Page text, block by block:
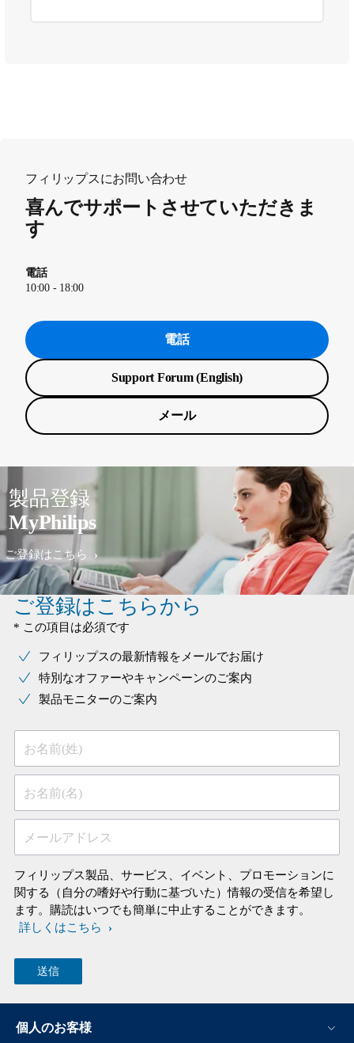
フィリップスにお問い合わせ
喜んでサポートさせていただきま
す
電話
10:00 - 18:00
電話
Support Forum (English)
メール
製品登録
MyPhilips
ご登録はこちら
ご登録はこちらから
* この項目は必須です
フィリップスの最新情報をメールでお届け
特別なオファーやキャンペーンのご案内
製品モニターのご案内
お名前(姓)
お名前(名)
メールアドレス
フィリップス製品、サービス、イベント、プロモーションに
関する（自分の嗜好や行動に基づいた）情報の受信を希望し
ます。購読はいつでも簡単に中止することができます。
詳しくはこちら
個人のお客様